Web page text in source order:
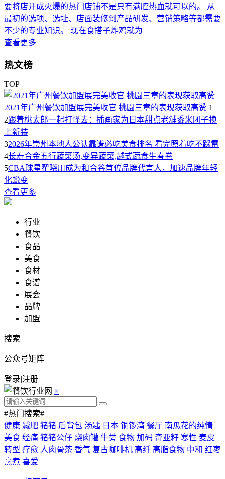
要将店开成火爆的热门店铺不是只有满腔热血就可以的。 从
最初的选项、选址、店面装修到产品研发、营销策略等都需要
不少的专业知识。 现在食搭子炸鸡就为
查看更多
热文榜
TOP
2021年广州餐饮加盟展完美收官 桃園三章的表现获取高赞 1
2跟着桃太郎一起打怪去：插画家为日本甜点老舖黍米团子换
上新装
32026年崇州本地人公认靠谱必吃美食排名 看完照着吃不踩雷
4长寿合金五行蔬菜汤,变异蔬菜,越式蔬食生春卷
5CBA球星翟晓川成为和合谷首位品牌代言人，加速品牌年轻
化蜕变
查看更多
行业
餐饮
食品
美食
食材
食谱
展会
品牌
加盟
搜索
公众号矩阵
登录|注册
×
#热门搜索#
健康 减肥 猪猪 后背包 汤匙 日本 铜锣湾 餐厅 南瓜花的纯情
美食 经痛 猪猪公仔 烧肉罐 牛蒡 食物 加码 奇亚籽 寒性 麦皮
转型 疗愈 人肉骨茶 香气 复古咖啡机 高纤 高脂食物 中和 红枣
烹煮 喜爱